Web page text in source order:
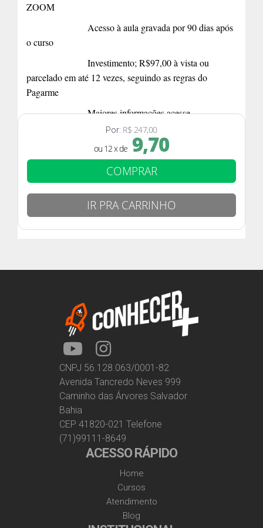
ZOOM
Acesso à aula gravada por 90 dias após
o curso
Investimento; R$97,00 à vista ou
parcelado em até 12 vezes, seguindo as regras do
Pagarme
Maiores informações acesse –
Por: R$ 247,00
ou 12 x de 9,70
COMPRAR
IR PRA CARRINHO
CNPJ 56.128.063/0001-82
Avenida Tancredo Neves 999
Caminho das Árvores Salvador
Bahia
CEP 41820-021 Telefone
(71)99111-8649
ACESSO RÁPIDO
Home
Cursos
Atendimento
Blog